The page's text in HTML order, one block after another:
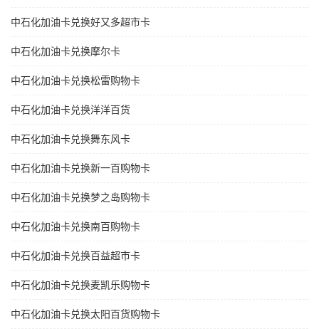
中石化加油卡兑换好又多超市卡
中石化加油卡兑换摩尔卡
中石化加油卡兑换松雷购物卡
中石化加油卡兑换洋洋百货
中石化加油卡兑换舞东风卡
中石化加油卡兑换新一百购物卡
中石化加油卡兑换梦之岛购物卡
中石化加油卡兑换南百购物卡
中石化加油卡兑换百益超市卡
中石化加油卡兑换麦凯乐购物卡
中石化加油卡兑换太阳百货购物卡